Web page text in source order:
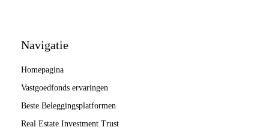
Navigatie
Homepagina
Vastgoedfonds ervaringen
Beste Beleggingsplatformen
Real Estate Investment Trust